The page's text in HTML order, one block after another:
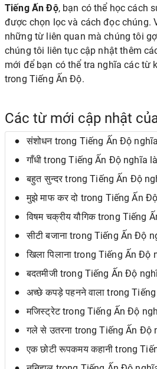
Tiếng Ấn Độ, bạn có thể học cách
được chọn lọc và cách đọc chúng.
những từ liên quan mà chúng tôi
chúng tôi liên tục cập nhật thêm
mới để bạn có thể tra nghĩa các từ
trong Tiếng Ấn Độ.
Các từ mới cập nhật
संशोधन trong Tiếng Ấn Độ
गाँधी trong Tiếng Ấn Độ nghĩa
बहुत सुन्दर trong Tiếng Ấn Độ
मुझे माफ कर दो trong Tiếng Ấn
विषम चक्रीय यौगिक trong Tiếng
सीटी बजाना trong Tiếng Ấn Độ
खिला पिलाना trong Tiếng Ấn Độ
बदतमीजी trong Tiếng Ấn Độ
अच्छे कपड़े पहनने वाला trong
मजिस्ट्रेट trong Tiếng Ấn Độ
गले से उतरना trong Tiếng Ấn Độ
एक छोटी रूपकमय कहानी trong